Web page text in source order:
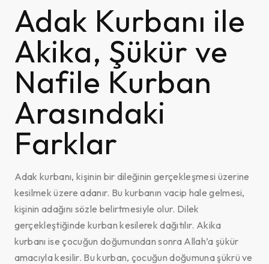
Adak Kurbanı ile
Akika, Şükür ve
Nafile Kurban
Arasındaki
Farklar
Adak kurbanı, kişinin bir dileğinin gerçekleşmesi üzerine
kesilmek üzere adanır. Bu kurbanın vacip hale gelmesi,
kişinin adağını sözle belirtmesiyle olur. Dilek
gerçekleştiğinde kurban kesilerek dağıtılır. Akika
kurbanı ise çocuğun doğumundan sonra Allah’a şükür
amacıyla kesilir. Bu kurban, çocuğun doğumuna şükrü ve